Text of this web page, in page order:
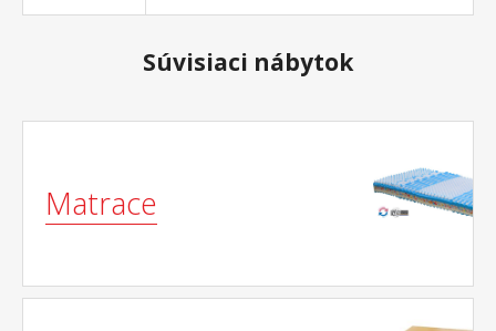
Súvisiaci nábytok
Matrace